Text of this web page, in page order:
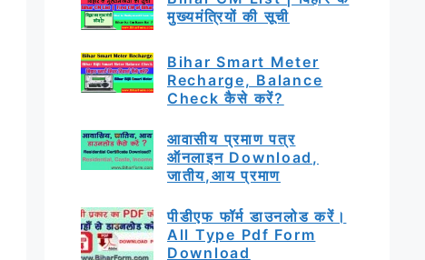
मुख्यमंत्रियों की सूची
Bihar Smart Meter
Recharge, Balance
Check कैसे करें?
आवासीय प्रमाण पत्र
ऑनलाइन Download,
जातीय,आय प्रमाण
पीडीएफ फॉर्म डाउनलोड करें।
All Type Pdf Form
Download